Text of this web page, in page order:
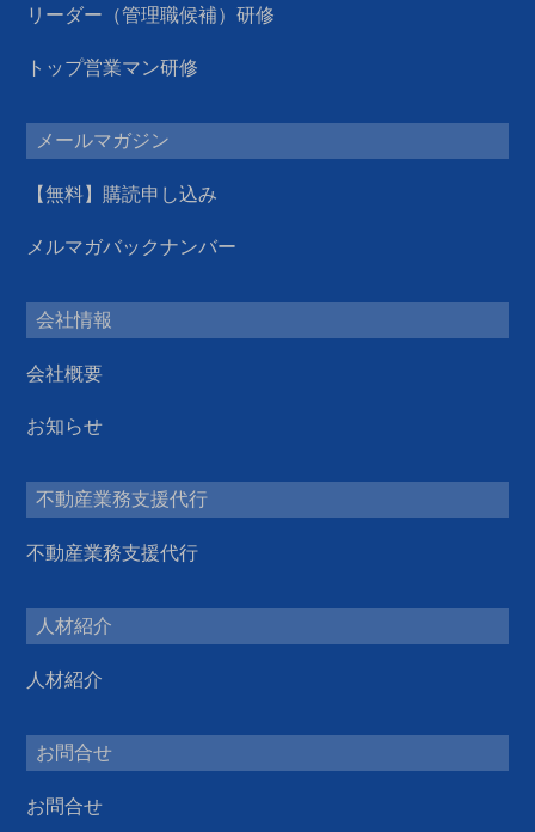
リーダー（管理職候補）研修
トップ営業マン研修
メールマガジン
【無料】購読申し込み
メルマガバックナンバー
会社情報
会社概要
お知らせ
不動産業務支援代行
不動産業務支援代行
人材紹介
人材紹介
お問合せ
お問合せ